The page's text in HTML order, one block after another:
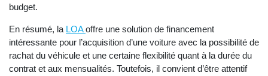
budget.
En résumé, la LOAoffre une solution de financement
intéressante pour l’acquisition d’une voiture avec la possibilité de
rachat du véhicule et une certaine flexibilité quant à la durée du
contrat et aux mensualités. Toutefois, il convient d’être attentif